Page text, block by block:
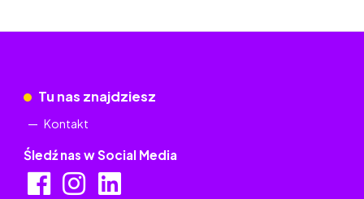
Tu nas znajdziesz
Kontakt
Śledź nas w Social Media